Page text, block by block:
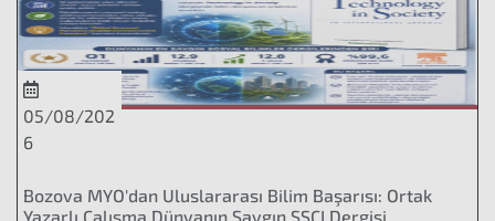
05/08/202
6
Bozova MYO'dan Uluslararası Bilim Başarısı: Ortak
Yazarlı Çalışma Dünyanın Saygın SSCI Dergisi